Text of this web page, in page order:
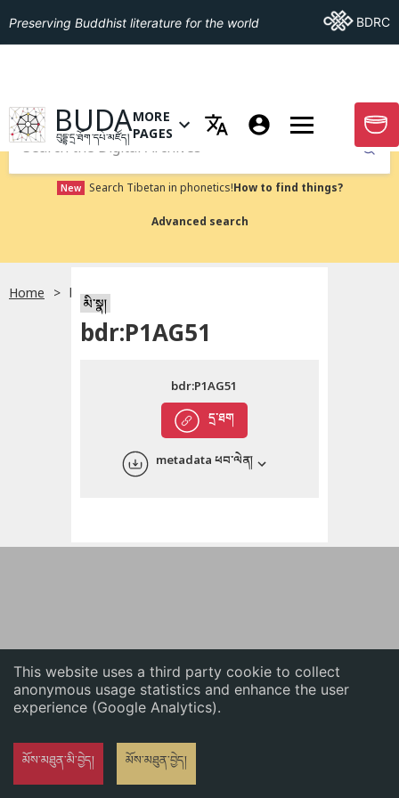
This website uses a third party cookie to collect
anonymous usage statistics and enhance the user
experience (Google Analytics).
མོས་མཐུན་མི་བྱེད། མོས་མཐུན་བྱེད།
English
Preserving Buddhist literature for the world Go ToBDRC
GO TO HOMEPAGE
BUDA
བུདྡྷ་དྲ་ཐོག་དཔེ་མཛོད།
OPEN MENU OF MORE PAGES
MORE
PAGES
GO
Submit
New Search Tibetan in phonetics!How to find things?
Advanced search
Home bdr:P1AG51
མི་སྣ།
bdr:P1AG51
དྲ་ཐག
bdr:P1AG51
metadata ཕབ་ལེན།